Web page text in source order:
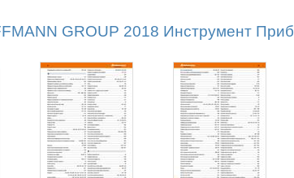
GROUP 2018 Инструмент